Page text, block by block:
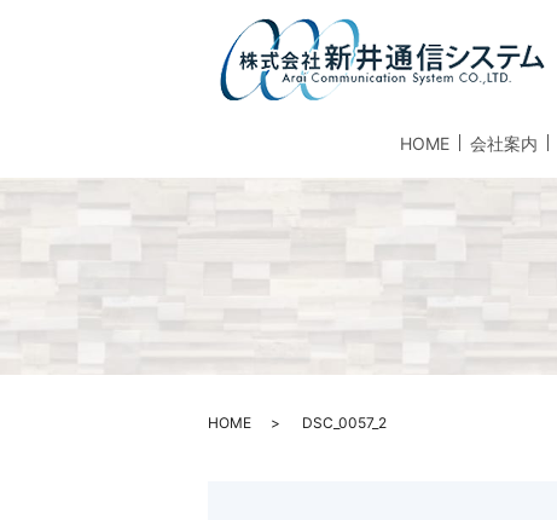
HOME 会社案内
HOME DSC_0057_2